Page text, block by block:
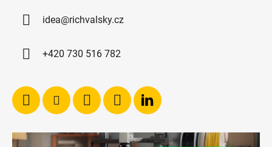
idea@richvalsky.cz
+420 730 516 782